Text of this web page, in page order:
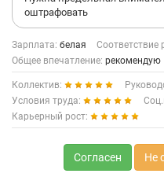
оштрафовать
Зарплата: белая Соответствие
Общее впечатление: рекомендую
Коллектив:
Условия труда:
Карьерный рост:
Согласен Не